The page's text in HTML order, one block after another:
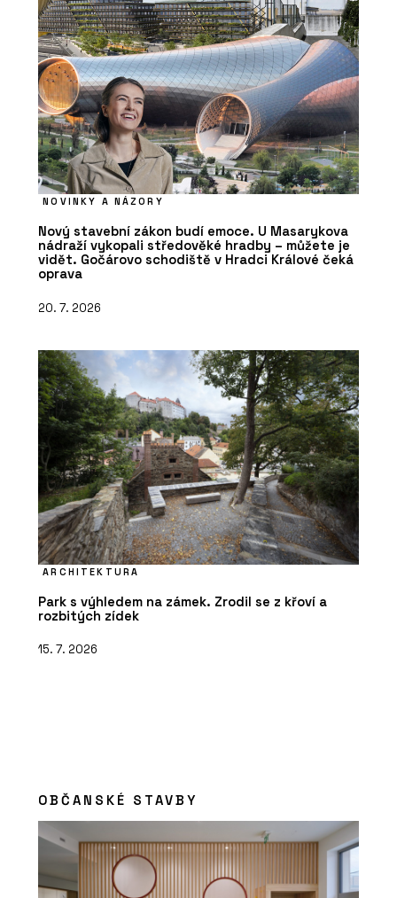
NOVINKY A NÁZORY
Nový stavební zákon budí emoce. U Masarykova
nádraží vykopali středověké hradby – můžete je
vidět. Gočárovo schodiště v Hradci Králové čeká
oprava
20. 7. 2026
ARCHITEKTURA
Park s výhledem na zámek. Zrodil se z křoví a
rozbitých zídek
15. 7. 2026
OBČANSKÉ STAVBY